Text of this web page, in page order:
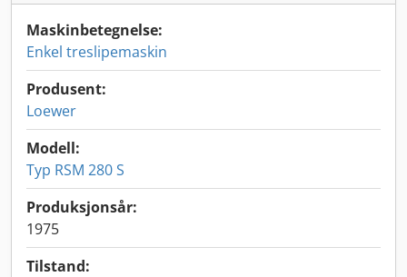
Maskinbetegnelse:
Enkel treslipemaskin
Produsent:
Loewer
Modell:
Typ RSM 280 S
Produksjonsår:
1975
Tilstand: